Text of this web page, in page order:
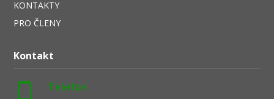
KONTAKTY
PRO ČLENY
Kontakt
Telefon